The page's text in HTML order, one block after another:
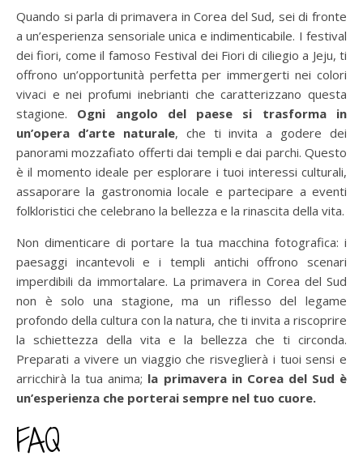
Quando si parla di primavera in Corea del Sud, sei di fronte
a un’esperienza sensoriale unica e indimenticabile. I festival
dei fiori, come il famoso Festival dei Fiori di ciliegio a Jeju, ti
offrono un’opportunità perfetta per immergerti nei colori
vivaci e nei profumi inebrianti che caratterizzano questa
stagione. Ogni angolo del paese si trasforma in
un’opera d’arte naturale, che ti invita a godere dei
panorami mozzafiato offerti dai templi e dai parchi. Questo
è il momento ideale per esplorare i tuoi interessi culturali,
assaporare la gastronomia locale e partecipare a eventi
folkloristici che celebrano la bellezza e la rinascita della vita.
Non dimenticare di portare la tua macchina fotografica: i
paesaggi incantevoli e i templi antichi offrono scenari
imperdibili da immortalare. La primavera in Corea del Sud
non è solo una stagione, ma un riflesso del legame
profondo della cultura con la natura, che ti invita a riscoprire
la schiettezza della vita e la bellezza che ti circonda.
Preparati a vivere un viaggio che risveglierà i tuoi sensi e
arricchirà la tua anima; la primavera in Corea del Sud è
un’esperienza che porterai sempre nel tuo cuore.
FAQ